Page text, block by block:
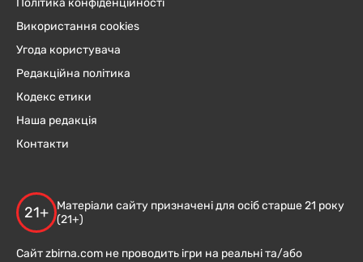
Політика конфіденційності
Використання cookies
Угода користувача
Редакційна політика
Кодекс етики
Наша редакція
Контакти
21+
Матеріали сайту призначені для осіб старше 21 року
(21+)
Сайт zbirna.com не проводить ігри на реальні та/або